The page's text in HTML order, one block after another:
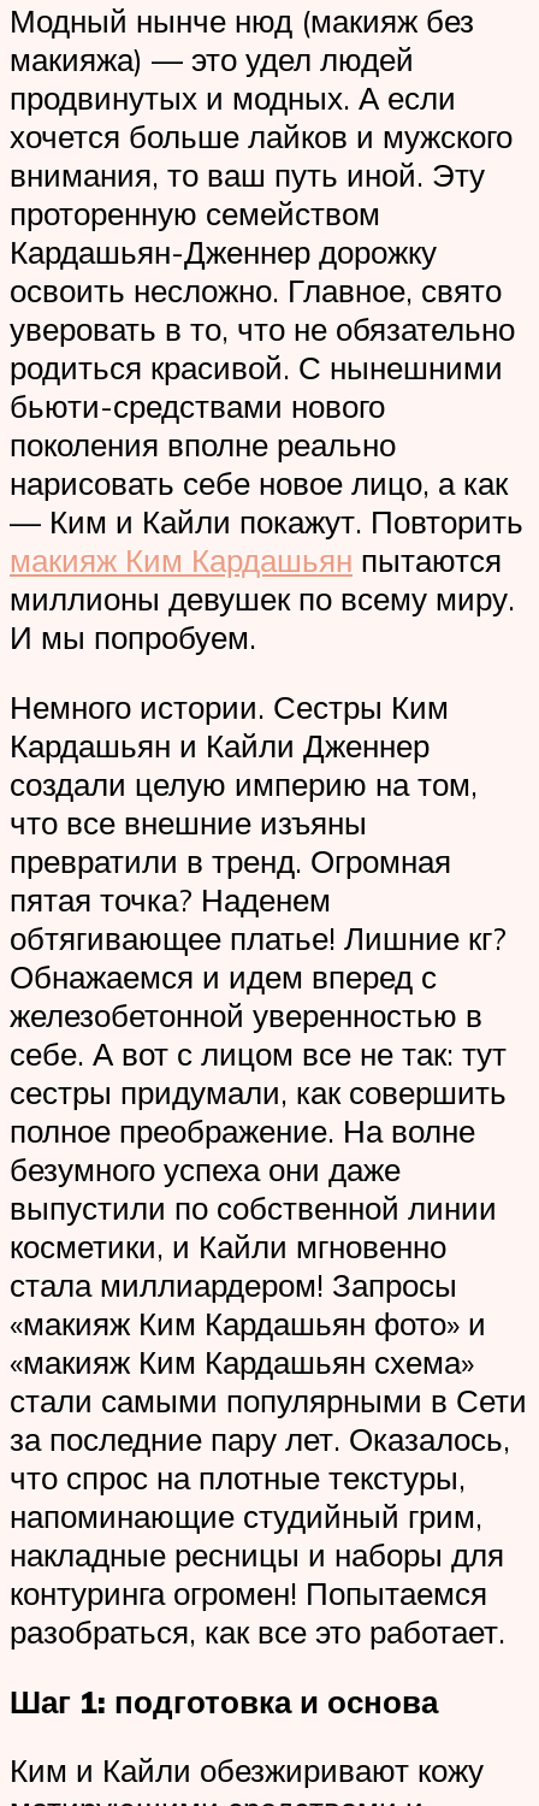
Модный нынче нюд (макияж без
макияжа) — это удел людей
продвинутых и модных. А если
хочется больше лайков и мужского
внимания, то ваш путь иной. Эту
проторенную семейством
Кардашьян-Дженнер дорожку
освоить несложно. Главное, свято
уверовать в то, что не обязательно
родиться красивой. С нынешними
бьюти-средствами нового
поколения вполне реально
нарисовать себе новое лицо, а как
— Ким и Кайли покажут. Повторить
макияж Ким Кардашьян пытаются
миллионы девушек по всему миру.
И мы попробуем.
Немного истории. Сестры Ким
Кардашьян и Кайли Дженнер
создали целую империю на том,
что все внешние изъяны
превратили в тренд. Огромная
пятая точка? Наденем
обтягивающее платье! Лишние кг?
Обнажаемся и идем вперед с
железобетонной уверенностью в
себе. А вот с лицом все не так: тут
сестры придумали, как совершить
полное преображение. На волне
безумного успеха они даже
выпустили по собственной линии
косметики, и Кайли мгновенно
стала миллиардером! Запросы
«макияж Ким Кардашьян фото» и
«макияж Ким Кардашьян схема»
стали самыми популярными в Сети
за последние пару лет. Оказалось,
что спрос на плотные текстуры,
напоминающие студийный грим,
накладные ресницы и наборы для
контуринга огромен! Попытаемся
разобраться, как все это работает.
Шаг 1: подготовка и основа
Ким и Кайли обезжиривают кожу